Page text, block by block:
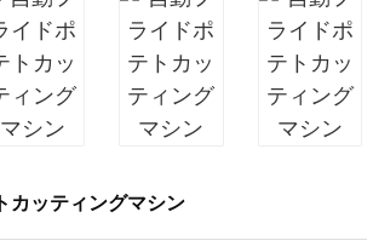
カッティングマシン